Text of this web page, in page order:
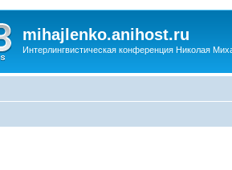
mihajlenko.anihost.ru
Интерлингвистическая конференция Николая